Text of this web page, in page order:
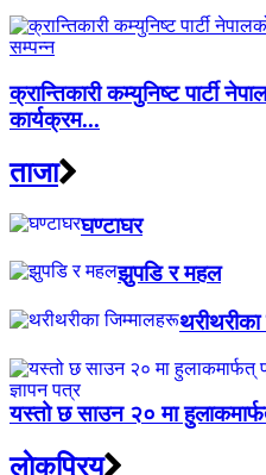
क्रान्तिकारी कम्युनिष्ट पार्टी
कार्यक्रम...
ताजा
घण्टाघर
झुपडि र महल
यस्तो छ साउन २० मा
लाेकप्रिय